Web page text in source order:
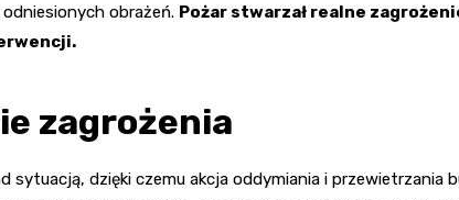
obrażeń. Pożar stwarzał realne
zagrożenia
sytuacją, dzięki czemu akcja oddymiania i przewietrzania